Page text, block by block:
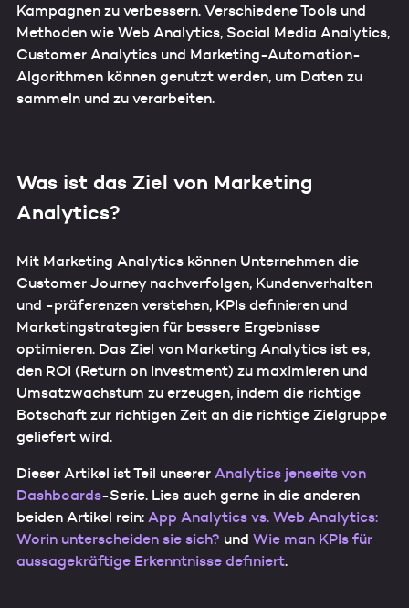
Kampagnen zu verbessern. Verschiedene Tools und
Methoden wie Web Analytics, Social Media Analytics,
Customer Analytics und Marketing-Automation-
Algorithmen können genutzt werden, um Daten zu
sammeln und zu verarbeiten.
Was ist das Ziel von Marketing
Analytics?
Mit Marketing Analytics können Unternehmen die
Customer Journey nachverfolgen, Kundenverhalten
und -präferenzen verstehen, KPIs definieren und
Marketingstrategien für bessere Ergebnisse
optimieren. Das Ziel von Marketing Analytics ist es,
den ROI (Return on Investment) zu maximieren und
Umsatzwachstum zu erzeugen, indem die richtige
Botschaft zur richtigen Zeit an die richtige Zielgruppe
geliefert wird.
Dieser Artikel ist Teil unserer Analytics jenseits von
Dashboards-Serie. Lies auch gerne in die anderen
beiden Artikel rein: App Analytics vs. Web Analytics:
Worin unterscheiden sie sich? und Wie man KPIs für
aussagekräftige Erkenntnisse definiert.